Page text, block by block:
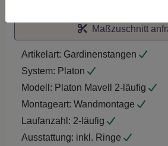
Maßzuschnitt
Artikelart: Gardinenstangen
System: Platon
Modell: Platon Mavell 2-läufig
Montageart: Wandmontage
Laufanzahl: 2-läufig
Ausstattung: inkl. Ringe